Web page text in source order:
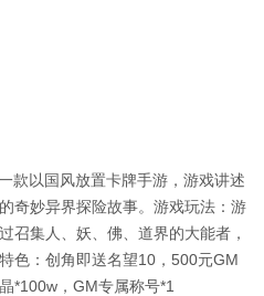
款以国风放置卡牌手游，游戏讲述
奇妙异界探险故事。游戏玩法：游
召集人、妖、佛、道界的大能者，
色：创角即送名望10，500元GM
*100w，GM专属称号*1